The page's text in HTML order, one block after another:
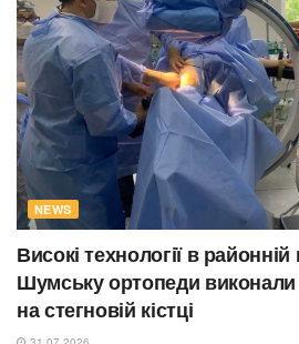
NEWS
Високі технології в
Шумську ортопеди
на стегновій кістці